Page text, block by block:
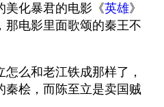
美化暴君的电影《英雄》
那电影里面歌颂的秦王不
么和老江铁成那样了，
秦桧，而陈至立是卖国贼